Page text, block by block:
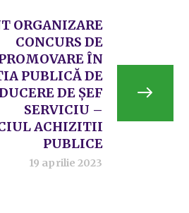
ORGANIZARE
CONCURS DE
ÎN
PUBLICĂ DE
DE ȘEF
SERVICIU –
ACHIZITII
PUBLICE
19 aprilie 2023